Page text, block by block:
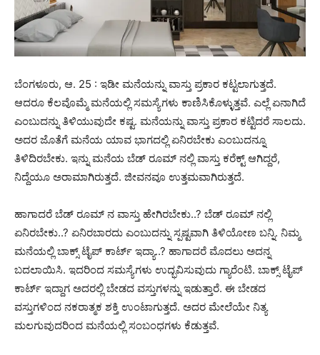
ಬೆಂಗಳೂರು, ಆ. 25 : ಇಡೀ ಮನೆಯನ್ನು ವಾಸ್ತು ಪ್ರಕಾರ ಕಟ್ಟಲಾಗುತ್ತದೆ.
ಆದರೂ ಕೆಲವೊಮ್ಮೆ ಮನೆಯಲ್ಲಿ ಸಮಸ್ಯೆಗಳು ಕಾಣಿಸಿಕೊಳ್ಳುತ್ತವೆ. ಎಲ್ಲೆ ಏನಾಗಿದೆ
ಎಂಬುದನ್ನು ತಿಳಿಯುವುದೇ ಕಷ್ಟ. ಮನೆಯನ್ನು ವಾಸ್ತು ಪ್ರಕಾರ ಕಟ್ಟಿದರೆ ಸಾಲದು.
ಅದರ ಜೊತೆಗೆ ಮನೆಯ ಯಾವ ಭಾಗದಲ್ಲಿ ಏನಿರಬೇಕು ಎಂಬುದನ್ನೂ
ತಿಳಿದಿರಬೇಕು. ಇನ್ನು ಮನೆಯ ಬೆಡ್ ರೂಮ್ ನಲ್ಲಿ ವಾಸ್ತು ಕರೆಕ್ಟ್ ಆಗಿದ್ದರೆ,
ನಿದ್ದೆಯೂ ಅರಾಮಾಗಿರುತ್ತದೆ. ಜೀವನವೂ ಉತ್ತಮವಾಗಿರುತ್ತದೆ.
ಹಾಗಾದರೆ ಬೆಡ್ ರೂಮ್ ನ ವಾಸ್ತು ಹೇಗಿರಬೇಕು..? ಬೆಡ್ ರೂಮ್ ನಲ್ಲಿ
ಏನಿರಬೇಕು..? ಏನಿರಬಾರದು ಎಂಬುದನ್ನು ಸ್ಪಷ್ಟವಾಗಿ ತಿಳಿಯೋಣ ಬನ್ನಿ. ನಿಮ್ಮ
ಮನೆಯಲ್ಲಿ ಬಾಕ್ಸ್ ಟೈಪ್ ಕಾರ್ಟ್ ಇದ್ಯಾ..? ಹಾಗಾದರೆ ಮೊದಲು ಅದನ್ನ
ಬದಲಾಯಿಸಿ. ಇದರಿಂದ ಸಮಸ್ಯೆಗಳು ಉದ್ಭವಿಸುವುದು ಗ್ಯಾರೆಂಟಿ. ಬಾಕ್ಸ್ ಟೈಪ್
ಕಾರ್ಟ್ ಇದ್ದಾಗ ಅದರಲ್ಲಿ ಬೇಡದ ವಸ್ತುಗಳನ್ನು ಇಡುತ್ತಾರೆ. ಈ ಬೇಡದ
ವಸ್ತುಗಳಿಂದ ನಕರಾತ್ಮಕ ಶಕ್ತಿ ಉಂಟಾಗುತ್ತದೆ. ಅದರ ಮೇಲೆಯೇ ನಿತ್ಯ
ಮಲಗುವುದರಿಂದ ಮನೆಯಲ್ಲಿ ಸಂಬಂಧಗಳು ಕೆಡುತ್ತವೆ.